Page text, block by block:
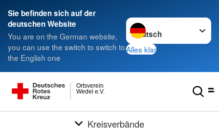
Sie befinden sich auf der
deutschen Website
You are on the German website,
you can use the switch to switch to
the English one
Sprache wechseln zu
Alles klar
Wedel e.V.
Ortsverein
Kreisverbände